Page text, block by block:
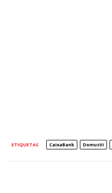
ETIQUETAS CaixaBank DomusVi